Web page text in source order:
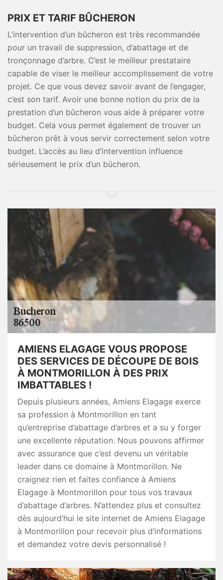
PRIX ET TARIF BÛCHERON
L’intervention d’un bûcheron est très recommandée
pour un travail de suppression, d’abattage et de
tronçonnage d’arbre. C’est le meilleur prestataire
capable de viser le meilleur accomplissement de votre
projet. Ce que vous devez savoir avant de l’engager,
c’est son tarif. Avoir une bonne notion du prix de la
prestation d’un bûcheron vous aide à préparer votre
budget. Cela vous permet également de trouver un
bûcheron prêt à vous servir correctement selon votre
budget. L’accès au lieu d’intervention influence
sérieusement le prix d’un bûcheron.
AMIENS ELAGAGE VOUS PROPOSE
DES SERVICES DE DÉCOUPE DE BOIS
À MONTMORILLON À DES PRIX
IMBATTABLES !
Depuis plusieurs années, Amiens Elagage exerce
sa profession à Montmorillon en tant
qu’entreprise d’abattage d’arbres et a su y forger
une excellente réputation. Nous pouvons affirmer
avec assurance que c’est devenu un véritable
leader dans ce domaine à Montmorillon. Ne
craignez rien et faites confiance à Amiens
Elagage à Montmorillon pour tous vos travaux
d’abattage d’arbres. N’attendez plus et consultez
dès aujourd’hui le site internet de Amiens Elagage
à Montmorillon pour recevoir plus d’informations
et demandez votre devis personnalisé !